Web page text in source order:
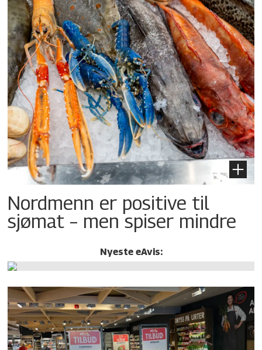
Nordmenn er positive til
sjømat – men spiser mindre
Nyeste eAvis: